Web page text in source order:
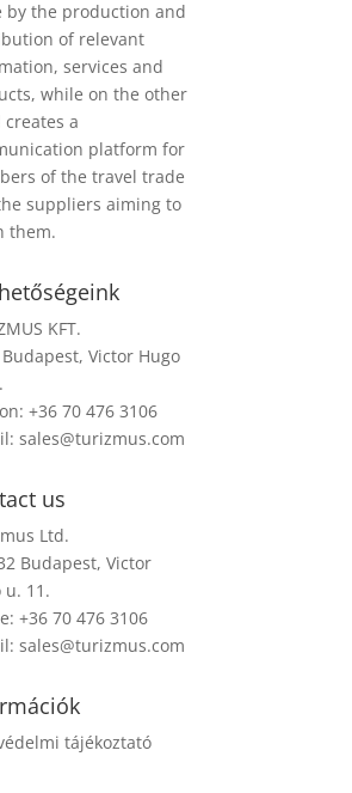
by the production and
of relevant
services and
while on the other
creates a
platform for
of the travel trade
suppliers aiming to
them.
KFT.
Budapest, Victor Hugo
+36 70 476 3106
sales@turizmus.com
us
Ltd.
Budapest, Victor
u. 11.
+36 70 476 3106
sales@turizmus.com
tájékoztató